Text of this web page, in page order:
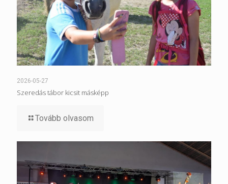
2026-05-27
Szeredás tábor kicsit másképp
Tovább olvasom